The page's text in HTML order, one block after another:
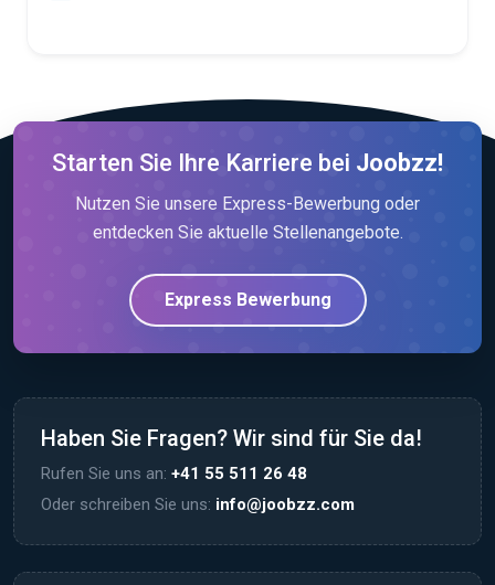
Starten Sie Ihre Karriere bei Joobzz!
Nutzen Sie unsere Express-Bewerbung oder
entdecken Sie aktuelle Stellenangebote.
Express Bewerbung
Haben Sie Fragen? Wir sind für Sie da!
Rufen Sie uns an: +41 55 511 26 48
Oder schreiben Sie uns: info@joobzz.com